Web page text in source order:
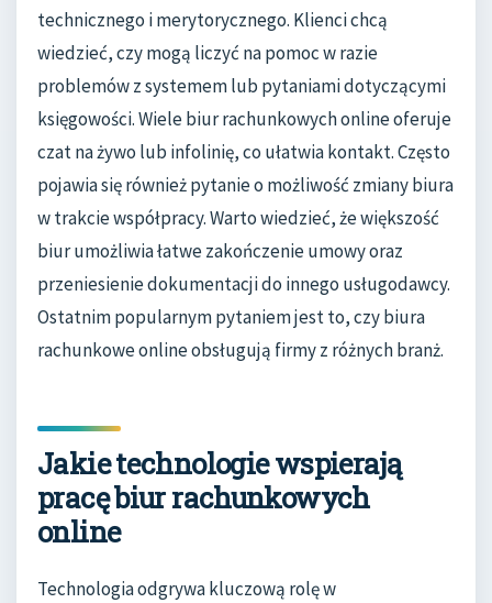
technicznego i merytorycznego. Klienci chcą
wiedzieć, czy mogą liczyć na pomoc w razie
problemów z systemem lub pytaniami dotyczącymi
księgowości. Wiele biur rachunkowych online oferuje
czat na żywo lub infolinię, co ułatwia kontakt. Często
pojawia się również pytanie o możliwość zmiany biura
w trakcie współpracy. Warto wiedzieć, że większość
biur umożliwia łatwe zakończenie umowy oraz
przeniesienie dokumentacji do innego usługodawcy.
Ostatnim popularnym pytaniem jest to, czy biura
rachunkowe online obsługują firmy z różnych branż.
Jakie technologie wspierają
pracę biur rachunkowych
online
Technologia odgrywa kluczową rolę w